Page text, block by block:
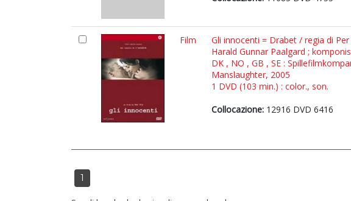
Film
Gli innocenti = Drabet / regia di
Harald Gunnar Paalgard ;
DK , NO , GB , SE :
Manslaughter, 2005
1 DVD (103 min.) : color., son.
Collocazione: 12916 DVD 6416
1